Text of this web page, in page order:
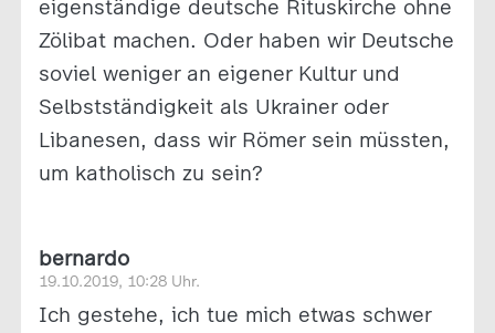
eigenständige deutsche Rituskirche ohne
Zölibat machen. Oder haben wir Deutsche
soviel weniger an eigener Kultur und
Selbstständigkeit als Ukrainer oder
Libanesen, dass wir Römer sein müssten,
um katholisch zu sein?
bernardo
19.10.2019, 10:28 Uhr.
Ich gestehe, ich tue mich etwas schwer